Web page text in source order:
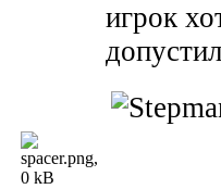
игрок